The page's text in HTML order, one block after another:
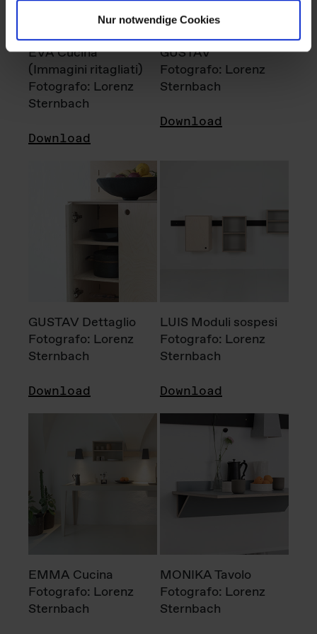
Nur notwendige Cookies
EVA Cucina
(Immagini ritagliati)
Fotografo: Lorenz
Sternbach
Download
GUSTAV
Fotografo: Lorenz
Sternbach
Download
GUSTAV Dettaglio
Fotografo: Lorenz
Sternbach
Download
LUIS Moduli sospesi
Fotografo: Lorenz
Sternbach
Download
EMMA Cucina
Fotografo: Lorenz
Sternbach
MONIKA Tavolo
Fotografo: Lorenz
Sternbach